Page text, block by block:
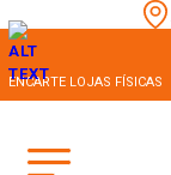
ENCARTE LOJAS FÍSICAS